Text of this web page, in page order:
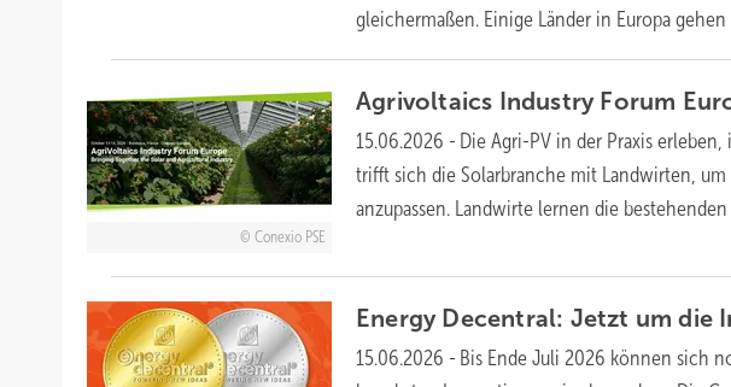
gleichermaßen. Einige Länder in Europa
Conexio PSE
Agrivoltaics Industry Forum
15.06.2026 - Die Agri-PV in der Praxis
trifft sich die Solarbranche mit Landwirten,
anzupassen. Landwirte lernen die
Energy Decentral: Jetzt um die
15.06.2026 - Bis Ende Juli 2026 können sich